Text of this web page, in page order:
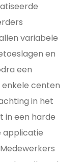
variabele
en
een
centen
in het
in een harde
applicatie